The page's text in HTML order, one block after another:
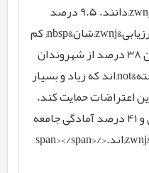
این اعتراضات را برحق می&zwnj;دانند. 9.5 درصد
معتقدند تاحدودی و 15.5 نیز ارزیابی&zwnj;شان&nbsp; کم
و بسیار کم بوده است. همچنین 38 درصد از شهروندان
تهرانی مطلع از این اعتراضات گفته&not;اند که زیاد و بسیار
اعتراضات حمایت کند.
13.4 درصد معتقدند تا حدودی و 41 درصد آمادگی جامعه
را کم و بسیار کم ارزیابی کرده&zwnj;اند.</span></span>